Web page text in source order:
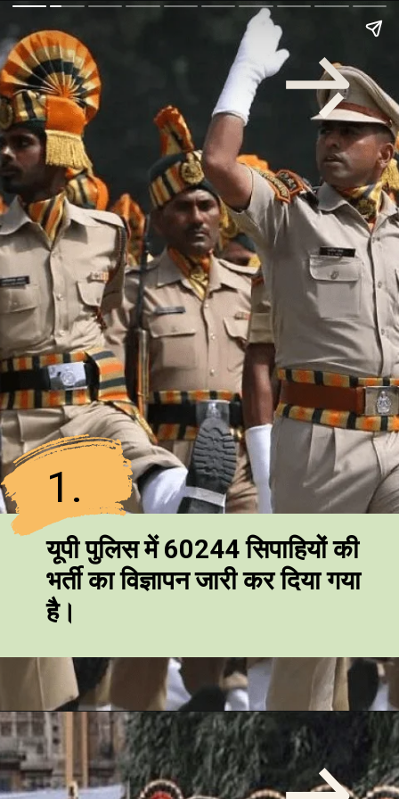
1.
यूपी पुलिस में 60244 सिपाहियों की
भर्ती का विज्ञापन जारी कर दिया गया
है।